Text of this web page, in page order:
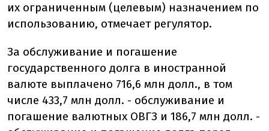
их ограниченным (целевым) назначением по
использованию, отмечает регулятор.
За обслуживание и погашение
государственного долга в иностранной
валюте выплачено 716,6 млн долл., в том
числе 433,7 млн долл. - обслуживание и
погашение валютных ОВГЗ и 186,7 млн долл. -